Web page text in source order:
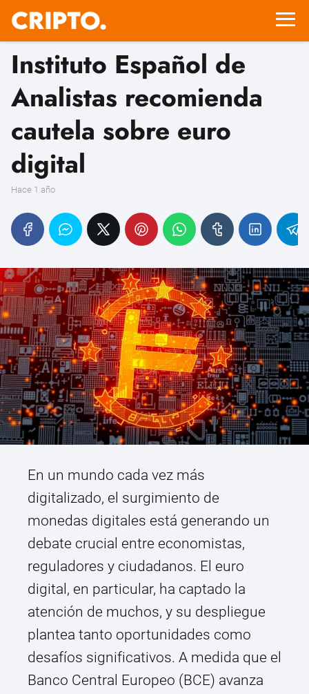
Instituto Español de
Analistas recomienda
cautela sobre euro
digital
hace 1 año
En un mundo cada vez más
digitalizado, el surgimiento de
monedas digitales está generando un
debate crucial entre economistas,
reguladores y ciudadanos. El euro
digital, en particular, ha captado la
atención de muchos, y su despliegue
plantea tanto oportunidades como
desafíos significativos. A medida que el
Banco Central Europeo (BCE) avanza